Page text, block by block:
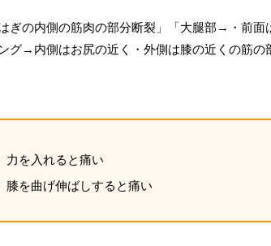
ぎの内側の筋肉の部分断裂」「大腿部→・前面
グ→内側はお尻の近く・外側は膝の近くの筋の
力を入れると痛い
膝を曲げ伸ばしすると痛い